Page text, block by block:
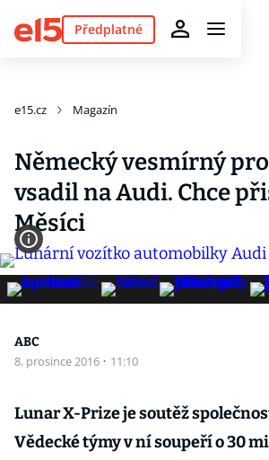
Předplatné
e15.cz Magazín
Německý vesmírný
vsadil na Audi. Chce
Měsíci
ABC
8. prosince 2016 · 11:10
Lunar X-Prize je soutěž
Vědecké týmy v ní soupeří o 30